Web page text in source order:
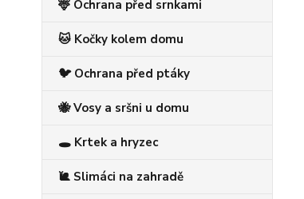
🦌 Ochrana před srnkami
🐱 Kočky kolem domu
🐦 Ochrana před ptáky
🐝 Vosy a sršni u domu
🕳️ Krtek a hryzec
🐌 Slimáci na zahradě